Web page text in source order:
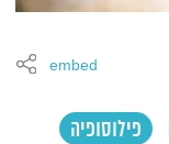
פילוסופיה
embed